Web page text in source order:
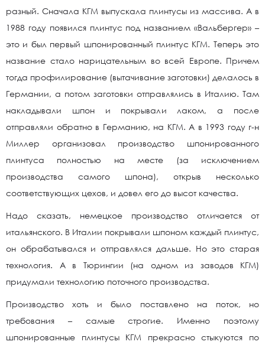
разный. Сначала КГМ выпускала плинтусы из массива. А в
1988 году появился плинтус под названием «Вальбергер» –
это и был первый шпонированный плинтус КГМ. Теперь это
название стало нарицательным во всей Европе. Причем
тогда профилирование (вытачивание заготовки) делалось в
Германии, а потом заготовки отправлялись в Италию. Там
накладывали шпон и покрывали лаком, а после
отправляли обратно в Германию, на КГМ. А в 1993 году г-н
Миллер организовал производство шпонированного
плинтуса полностью на месте (за исключением
производства самого шпона), открыв несколько
соответствующих цехов, и довел его до высот качества.
Надо сказать, немецкое производство отличается от
итальянского. В Италии покрывали шпоном каждый плинтус,
он обрабатывался и отправлялся дальше. Но это старая
технология. А в Тюрингии (на одном из заводов КГМ)
придумали технологию поточного производства.
Производство хоть и было поставлено на поток, но
требования – самые строгие. Именно поэтому
шпонированные плинтусы КГМ прекрасно стыкуются по